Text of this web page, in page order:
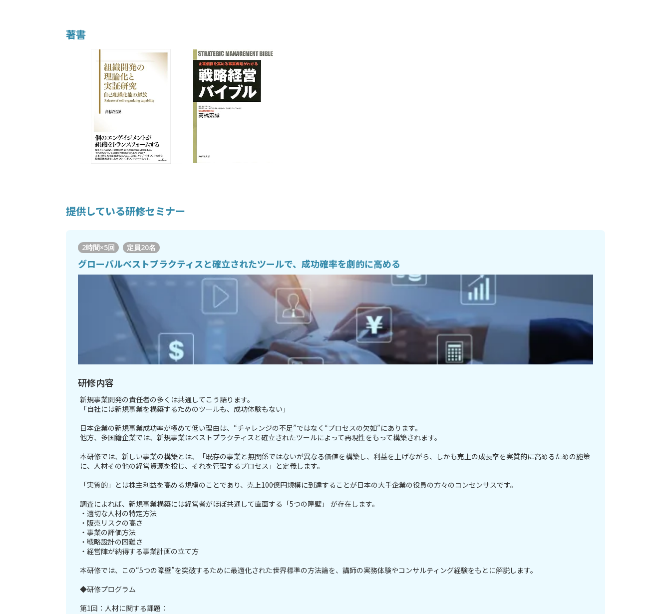
著書
提供している研修セミナー
2時間×5回 定員20名
グローバルベストプラクティスと確立されたツールで、成功確率を劇的に高める
研修内容
新規事業開発の責任者の多くは共通してこう語ります。
「自社には新規事業を構築するためのツールも、成功体験もない」
日本企業の新規事業成功率が極めて低い理由は、“チャレンジの不足”ではなく“プロセスの欠如”にあります。
他方、多国籍企業では、新規事業はベストプラクティスと確立されたツールによって再現性をもって構築されます。
本研修では、新しい事業の構築とは、「既存の事業と無関係ではないが異なる価値を構築し、利益を上げながら、しかも売上の成長率を実質的に高めるための施策
に、人材その他の経営資源を投じ、それを管理するプロセス」と定義します。
「実質的」とは株主利益を高める規模のことであり、売上100億円規模に到達することが日本の大手企業の役員の方々のコンセンサスです。
調査によれば、新規事業構築には経営者がほぼ共通して直面する「5つの障壁」 が存在します。
・適切な人材の特定方法
・販売リスクの高さ
・事業の評価方法
・戦略設計の困難さ
・経営陣が納得する事業計画の立て方
本研修では、この“5つの障壁”を突破するために最適化された世界標準の方法論を、講師の実務体験やコンサルティング経験をもとに解説します。
◆研修プログラム
第1回：人材に関する課題：